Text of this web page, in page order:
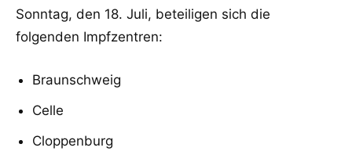
Sonntag, den 18. Juli, beteiligen sich die
folgenden Impfzentren:
Braunschweig
Celle
Cloppenburg